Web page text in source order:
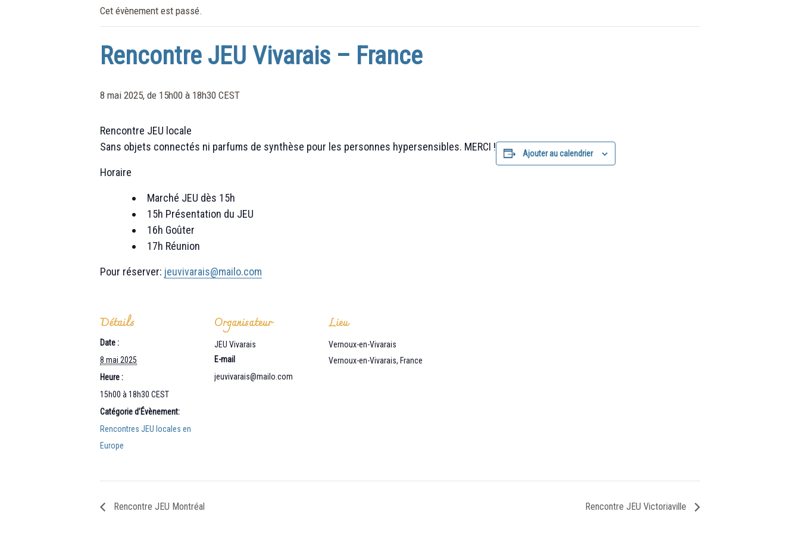
Cet évènement est passé.
Rencontre JEU Vivarais – France
8 mai 2025, de 15h00 à 18h30 CEST
Rencontre JEU locale
Sans objets connectés ni parfums de synthèse pour les personnes hypersensibles. MERCI !
Horaire
Marché JEU dès 15h
15h Présentation du JEU
16h Goûter
17h Réunion
Pour réserver: jeuvivarais@mailo.com
Ajouter au calendrier
Détails
Date :
8 mai 2025
Heure :
15h00 à 18h30 CEST
Catégorie d’Évènement:
Rencontres JEU locales en
Europe
Organisateur
JEU Vivarais
E-mail
jeuvivarais@mailo.com
Lieu
Vernoux-en-Vivarais
Vernoux-en-Vivarais, France
Rencontre JEU Montréal Rencontre JEU Victoriaville